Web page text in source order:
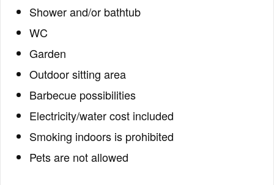
Shower and/or bathtub
WC
Garden
Outdoor sitting area
Barbecue possibilities
Electricity/water cost included
Smoking indoors is prohibited
Pets are not allowed